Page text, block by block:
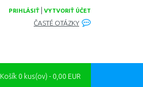
PRIHLÁSIŤ VYTVORIŤ ÚČET
ČASTÉ OTÁZKY
Košík 0 kus(ov) - 0,00 EUR